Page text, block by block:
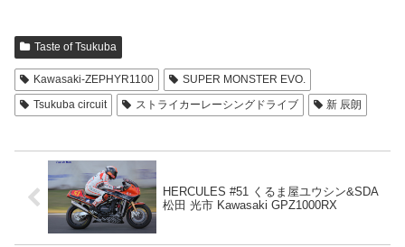
Taste of Tsukuba
Kawasaki-ZEPHYR1100
SUPER MONSTER EVO.
Tsukuba circuit
ストライカーレーシングドライブ 新 辰朗
HERCULES #51 くるま屋ユウシン&SDA
松田 光市 Kawasaki GPZ1000RX